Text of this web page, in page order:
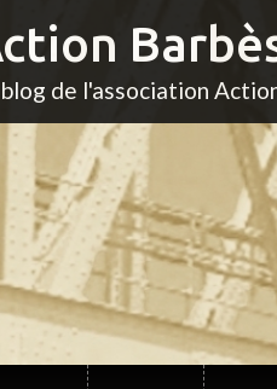
de l'association